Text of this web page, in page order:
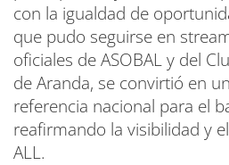
con la igualdad de
que pudo seguirse en
oficiales de ASOBAL y del
de Aranda, se convirtió en
referencia nacional para el
reafirmando la visibilidad y
ALL.